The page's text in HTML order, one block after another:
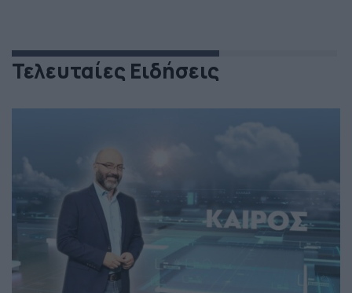
Τελευταίες Ειδήσεις